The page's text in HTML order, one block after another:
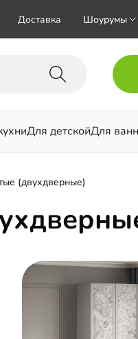
Доставка Шоурумы
Для детскойДля
(двухдверные)